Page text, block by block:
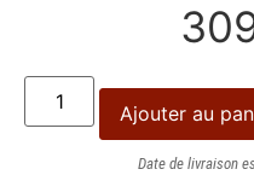
Ajouter au
Date de livraison